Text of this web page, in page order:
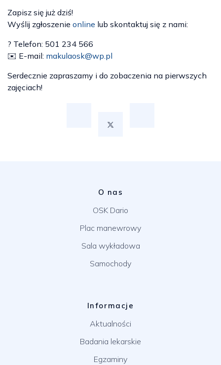
Zapisz się już dziś!
Wyślij zgłoszenie online lub skontaktuj się z nami:
? Telefon: 501 234 566
✉️ E-mail: makulaosk@wp.pl
Serdecznie zapraszamy i do zobaczenia na pierwszych
zajęciach!
O nas
OSK Dario
Plac manewrowy
Sala wykładowa
Samochody
Informacje
Aktualności
Badania lekarskie
Egzaminy